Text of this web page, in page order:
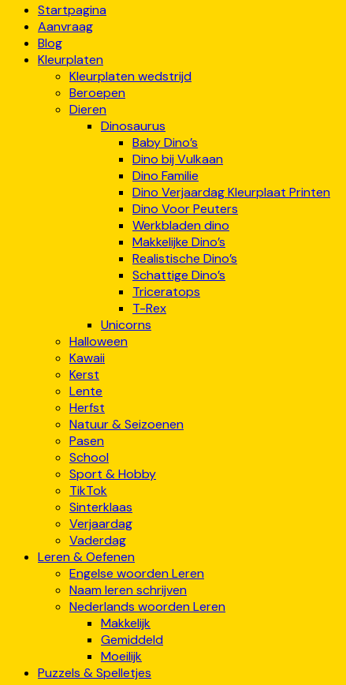
Startpagina
Aanvraag
Blog
Kleurplaten
Kleurplaten wedstrijd
Beroepen
Dieren
Dinosaurus
Baby Dino’s
Dino bij Vulkaan
Dino Familie
Dino Verjaardag Kleurplaat Printen
Dino Voor Peuters
Werkbladen dino
Makkelijke Dino’s
Realistische Dino’s
Schattige Dino’s
Triceratops
T-Rex
Unicorns
Halloween
Kawaii
Kerst
Lente
Herfst
Natuur & Seizoenen
Pasen
School
Sport & Hobby
TikTok
Sinterklaas
Verjaardag
Vaderdag
Leren & Oefenen
Engelse woorden Leren
Naam leren schrijven
Nederlands woorden Leren
Makkelijk
Gemiddeld
Moeilijk
Puzzels & Spelletjes